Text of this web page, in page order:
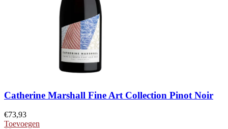
Catherine Marshall Fine Art Collection Pinot Noir
€73,93
Toevoegen